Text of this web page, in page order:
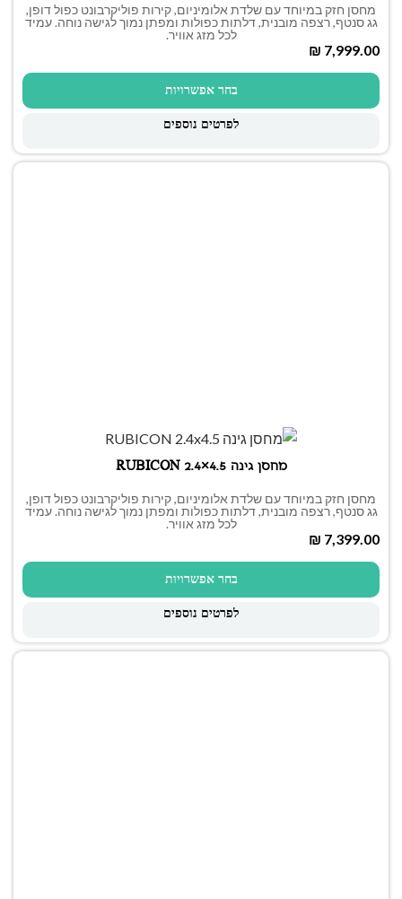
מחסן חזק במיוחד עם שלדת אלומיניום, קירות פוליקרבונט כפול דופן,
גג סנטף, רצפה מובנית, דלתות כפולות ומפתן נמוך לגישה נוחה. עמיד
לכל מזג אוויר.
₪
בחר אפשרויות
לפרטים נוספים
מחסן גינה RUBICON 2.4×4.5
מחסן חזק במיוחד עם שלדת אלומיניום, קירות פוליקרבונט כפול דופן,
גג סנטף, רצפה מובנית, דלתות כפולות ומפתן נמוך לגישה נוחה. עמיד
לכל מזג אוויר.
₪
בחר אפשרויות
לפרטים נוספים